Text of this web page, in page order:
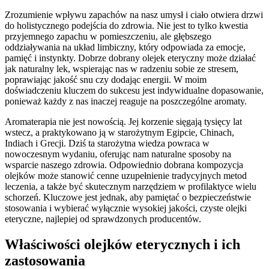
Zrozumienie wpływu zapachów na nasz umysł i ciało otwiera drzwi
do holistycznego podejścia do zdrowia. Nie jest to tylko kwestia
przyjemnego zapachu w pomieszczeniu, ale głębszego
oddziaływania na układ limbiczny, który odpowiada za emocje,
pamięć i instynkty. Dobrze dobrany olejek eteryczny może działać
jak naturalny lek, wspierając nas w radzeniu sobie ze stresem,
poprawiając jakość snu czy dodając energii. W moim
doświadczeniu kluczem do sukcesu jest indywidualne dopasowanie,
ponieważ każdy z nas inaczej reaguje na poszczególne aromaty.
Aromaterapia nie jest nowością. Jej korzenie sięgają tysięcy lat
wstecz, a praktykowano ją w starożytnym Egipcie, Chinach,
Indiach i Grecji. Dziś ta starożytna wiedza powraca w
nowoczesnym wydaniu, oferując nam naturalne sposoby na
wsparcie naszego zdrowia. Odpowiednio dobrana kompozycja
olejków może stanowić cenne uzupełnienie tradycyjnych metod
leczenia, a także być skutecznym narzędziem w profilaktyce wielu
schorzeń. Kluczowe jest jednak, aby pamiętać o bezpieczeństwie
stosowania i wybierać wyłącznie wysokiej jakości, czyste olejki
eteryczne, najlepiej od sprawdzonych producentów.
Właściwości olejków eterycznych i ich
zastosowania